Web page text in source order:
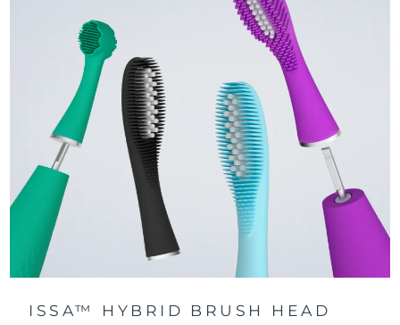
La technologie Sonic Pulse délivre 11 000 pulsations par
minute.
Accédez à des modes de brossage personnalisés via
l'application FOREO For You.
ISSA™ HYBRID BRUSH HEAD